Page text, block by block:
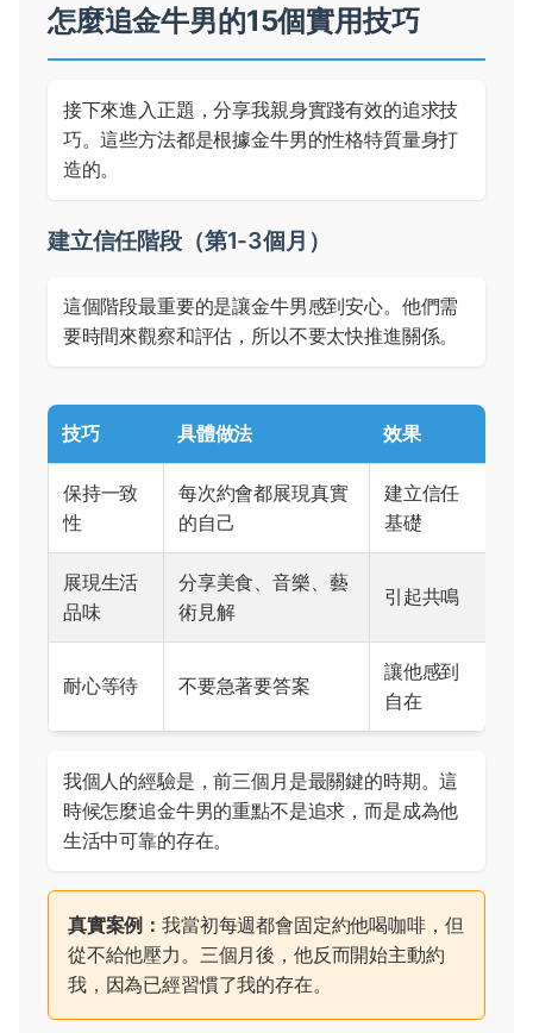
怎麼追金牛男的15個實用技巧
接下來進入正題，分享我親身實踐有效的追求技
巧。這些方法都是根據金牛男的性格特質量身打
造的。
建立信任階段（第1-3個月）
這個階段最重要的是讓金牛男感到安心。他們需
要時間來觀察和評估，所以不要太快推進關係。
技巧 具體做法 效果
保持一致
性
每次約會都展現真實
的自己
建立信任
基礎
展現生活
品味
分享美食、音樂、藝
術見解
引起共鳴
耐心等待 不要急著要答案
讓他感到
自在
我個人的經驗是，前三個月是最關鍵的時期。這
時候怎麼追金牛男的重點不是追求，而是成為他
生活中可靠的存在。
真實案例：我當初每週都會固定約他喝咖啡，但
從不給他壓力。三個月後，他反而開始主動約
我，因為已經習慣了我的存在。